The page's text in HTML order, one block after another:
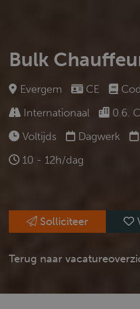
Bulk
Evergem CE
Internationaal
0.6.
Voltijds
Dagwerk
10 - 12h/dag
Solliciteer
Terug naar